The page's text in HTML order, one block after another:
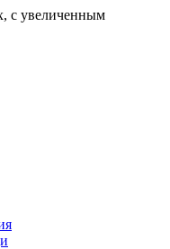
с увеличенным